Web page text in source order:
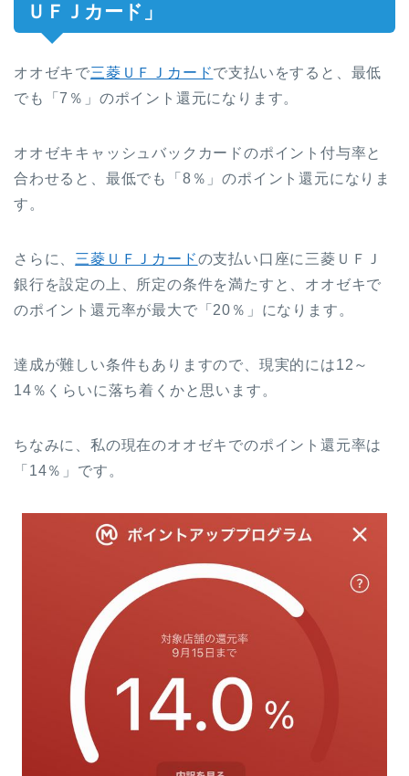
ＵＦＪカード」
オオゼキで三菱ＵＦＪカードで支払いをすると、最低
でも「7％」のポイント還元になります。
オオゼキキャッシュバックカードのポイント付与率と
合わせると、最低でも「8％」のポイント還元になりま
す。
さらに、 三菱ＵＦＪカードの支払い口座に三菱ＵＦＪ
銀行を設定の上、所定の条件を満たすと、オオゼキで
のポイント還元率が最大で「20％」になります。
達成が難しい条件もありますので、現実的には12～
14％くらいに落ち着くかと思います。
ちなみに、私の現在のオオゼキでのポイント還元率は
「14％」です。